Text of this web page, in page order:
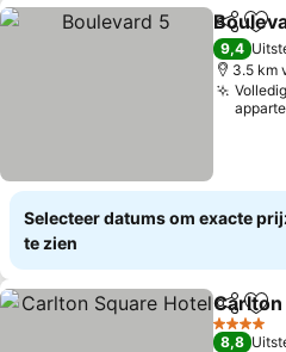
Delen
9,4
3.5 km
Selecteer datums om exacte
te zien
Delen
4 Sterren
8,8